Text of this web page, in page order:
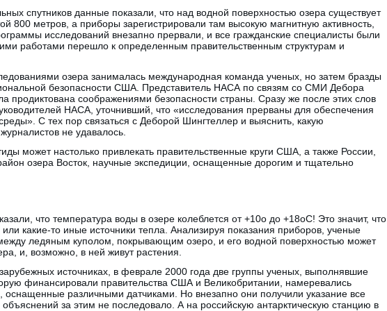
спутников данные показали, что над водной поверхностью озера существует
800 метров, а приборы зарегистрировали там высокую магнитную активность,
исследований внезапно прервали, и все гражданские специалисты были
работами перешло к определенным правительственным структурам и
озера занималась международная команда ученых, но затем бразды
безопасности США. Представитель НАСА по связям со СМИ Дебора
продиктована соображениями безопасности страны. Сразу же после этих слов
НАСА, уточнивший, что «исследования прерваны для обеспечения
С тех пор связаться с Деборой Шингтеллер и выяснить, какую
не удавалось.
может настолько привлекать правительственные круги США, а также России,
озера Восток, научные экспедиции, оснащенные дорогим и тщательно
что температура воды в озере колеблется от +10o до +18oС! Это значит, что
какие-то иные источники тепла. Анализируя показания приборов, ученые
ледяным куполом, покрывающим озеро, и его водной поверхностью может
и, возможно, в ней живут растения.
источниках, в феврале 2000 года две группы ученых, выполнявшие
финансировали правительства США и Великобритании, намеревались
оснащенные различными датчиками. Но внезапно они получили указание все
за этим не последовало. А на российскую антарктическую станцию в